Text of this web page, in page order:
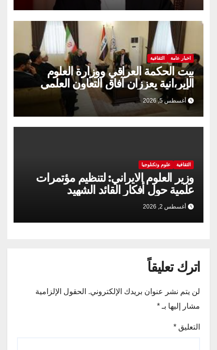
اخبار عامة الثقافية
بيت الحكمة العراقي ووزارة العلوم
الإير،انية يعززان آفاق التعاون العلمي
والثقافي.
أغسطس 5, 2026
الثقافية علوم وتكنلوجيا
وزير العلوم الايراني: لتنظيم مؤتمرات
علمية حول أفكار القائد الشهيد
أغسطس 2, 2026
اترك تعليقاً
لن يتم نشر عنوان بريدك الإلكتروني. الحقول الإلزامية
مشار إليها بـ *
التعليق *